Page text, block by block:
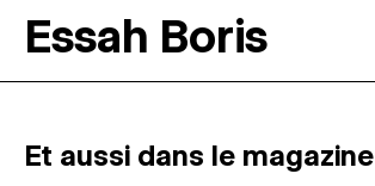
RÉSIDENCES ↓
ATELIERS OUVERTS
Essah Boris
Et aussi dans le magazine